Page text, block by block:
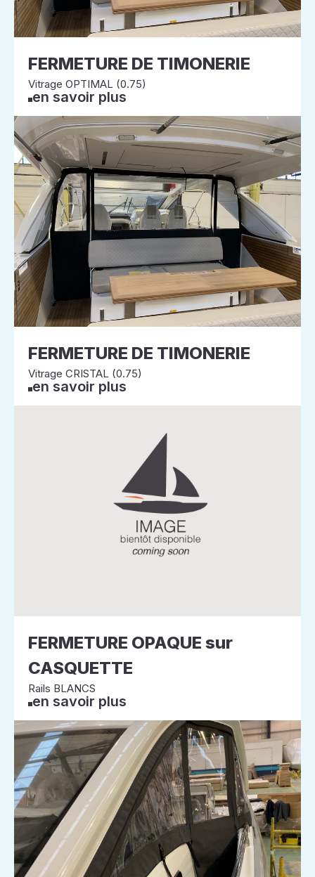
FERMETURE DE TIMONERIE
Vitrage OPTIMAL (0.75)
en savoir plus
FERMETURE DE TIMONERIE
Vitrage CRISTAL (0.75)
en savoir plus
FERMETURE OPAQUE sur
CASQUETTE
Rails BLANCS
en savoir plus